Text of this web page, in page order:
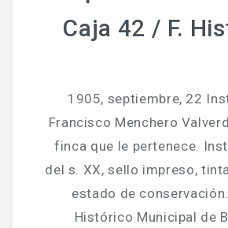
Caja 42 / F.
1905, septiembre, 22
Francisco Menchero
finca que le pertenece.
del s. XX, sello impreso,
estado de
Histórico Municipal de